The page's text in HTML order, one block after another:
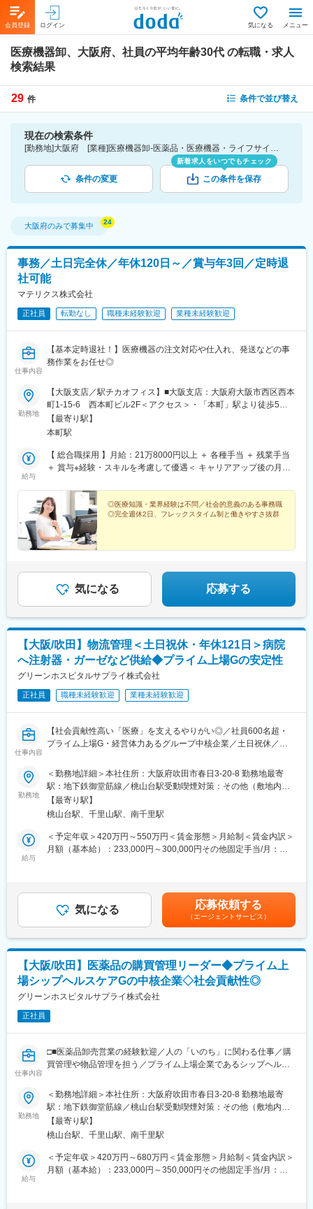
会員登録 ログイン 気になる メニュー
医療機器卸、大阪府、社員の平均年齢30代 の転職・求人
検索結果
29 件 条件で並び替え
現在の検索条件
[勤務地]大阪府 [業種]医療機器卸-医薬品・医療機器・ライフサイエンス・医療系サービス [詳細条件](社員の平均年齢)30代
条件の変更
新着求人をいつでもチェック
この条件を保存
大阪府のみで募集中
事務／土日完全休／年休120日～／賞与年3回／定時退
社可能
マテリクス株式会社
正社員 転勤なし 職種未経験歓迎 業種未経験歓迎
仕事内容
【基本定時退社！】医療機器の注文対応や仕入れ、発送などの事
務作業をお任せ◎
勤務地
【大阪支店／駅チカオフィス】■大阪支店：大阪府大阪市西区西本
町1-15-6 西本町ビル2F＜アクセス＞・「本町」駅より徒歩5
分・「阿波座」駅より徒歩7分※受動喫煙対策：敷地内禁煙
【最寄り駅】
本町駅
給与
【 総合職採用 】月給：21万8000円以上 ＋ 各種手当 ＋ 残業手当
＋ 賞与※経験・スキルを考慮して優遇＜ キャリアアップ後の月給
長：月給34万円～ ＋ 各種手当 ＋ 残業手当 ＋ 賞与 ◆ ◇ ◆【
一般職採用 】月給：19万4,000円～ ＋ 各種手当 ＋ 残業手当 ＋ 賞
与※総合職または一般職での採用は、ご経験・スキルを考慮し、選
考の過程でご相談のうえ、決定いたします。
◎医療知識・業界経験は不問／社会的意義のある事務職
◎完全週休2日、フレックスタイム制と働きやすさ抜群
気になる 応募する
【大阪/吹田】物流管理＜土日祝休・年休121日＞病院
へ注射器・ガーゼなど供給◆プライム上場Gの安定性
グリーンホスピタルサプライ株式会社
正社員 職種未経験歓迎 業種未経験歓迎
仕事内容
【社会貢献性高い「医療」を支えるやりがい◎／社員600名超・
プライム上場G・経営体力あるグループ中核企業／土日祝休／年
■概要：
◇50社超（※2026年4月現在）あるあるグループの中核企業とし
て、最先端機器やノウハウを活かした医療環境を提案
◇今回のポジションは医療機関に診療材料を供給するSPD契約の
業務品質をマネジメントするポジションです。
■業務内容：
せします。
◇関西圏で40以上ある契約施設に常駐する担当者や病院側に向け
て、SPD運用の効率化・改善提案、管理業務をお任せします。人
■組織構成：
配属予定のメディカルサプライ事業部には、約60名（平均年齢30
代前半）が在籍しております。
■当社について：
1992年に設立後、「生命を守る人の環境づくり」を合言葉とし、
テム事業」を中心に事業展開をしております。プライム上場企業
であるシップヘルスケアHDグループの中核企業として、最先端設
験と技術を持ったグループ内のスペシャリスト集団が、医療機関
の新設・移転・増改築等のあらゆるニーズに対し、企画・運営コ
ンサルティング、医療機器・医療設備等の販売及びリース、設備
工事、不動産賃貸等、ワンストップで提供しております。
変更の範囲：会社の定める業務
勤務地
＜勤務地詳細＞本社住所：大阪府吹田市春日3-20-8 勤務地最寄
駅：地下鉄御堂筋線／桃山台駅受動喫煙対策：その他（敷地内禁
煙（屋外喫煙可能場所あり））変更の範囲：会社の定める事業所
【最寄り駅】
桃山台駅、千里山駅、南千里駅
給与
＜予定年収＞420万円～550万円＜賃金形態＞月給制＜賃金内訳＞
月額（基本給）：233,000円～300,000円その他固定手当/月：
月）■その他固定手当：諸手当賃金はあくまでも目安の金額であ
り、選考を通じて上下する可能性があります。月給(月額)は固定手
気になる 応募依頼する
（エージェントサービス）
【大阪/吹田】医薬品の購買管理リーダー◆プライム上
場シップヘルスケアGの中核企業◇社会貢献性◎
グリーンホスピタルサプライ株式会社
正社員
仕事内容
□■医薬品卸売営業の経験歓迎／人の「いのち」に関わる仕事／購
買管理や物品管理を担う／プライム上場企業であるシップヘルス
した医療環境を提案／子育て支援制度、持家支援制度など、福利
厚生充実■□
■概要：
◇50社超（※2026年4月現在）あるグループの中核企業として、最
先端機器やノウハウを活かした医療環境を提案
◇医薬品の一括調達契約をしている病院に対し、治療に使われる
薬、消毒液等の購買管理や物品管理を行います。
勤務地
＜勤務地詳細＞本社住所：大阪府吹田市春日3-20-8 勤務地最寄
駅：地下鉄御堂筋線／桃山台駅受動喫煙対策：その他（敷地内禁
煙（屋外喫煙可能場所あり））変更の範囲：会社の定める事業所
【最寄り駅】
桃山台駅、千里山駅、南千里駅
給与
＜予定年収＞420万円～680万円＜賃金形態＞月給制＜賃金内訳＞
月額（基本給）：233,000円～350,000円その他固定手当/月：